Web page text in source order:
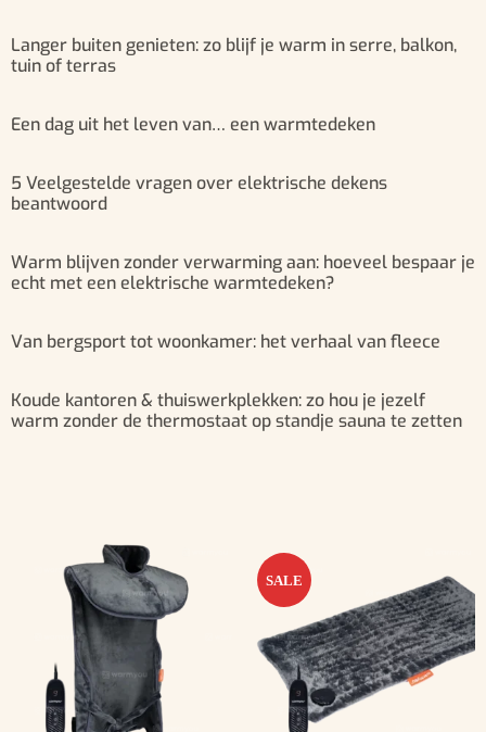
Langer buiten genieten: zo blijf je warm in serre, balkon,
tuin of terras
Een dag uit het leven van… een warmtedeken
5 Veelgestelde vragen over elektrische dekens
beantwoord
Warm blijven zonder verwarming aan: hoeveel bespaar je
echt met een elektrische warmtedeken?
Van bergsport tot woonkamer: het verhaal van fleece
Koude kantoren & thuiswerkplekken: zo hou je jezelf
warm zonder de thermostaat op standje sauna te zetten
SALE